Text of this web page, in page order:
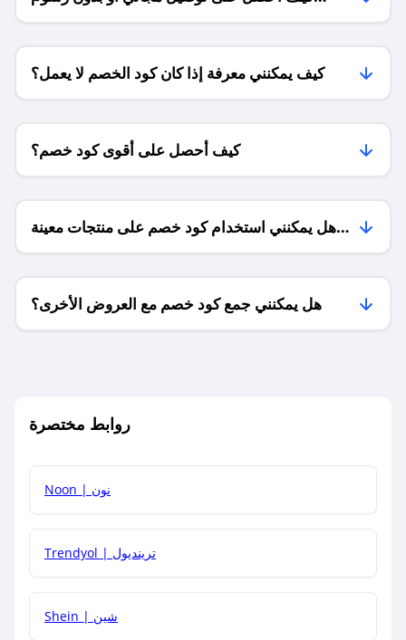
الشحن ؟
كيف يمكنني معرفة إذا كان كود الخصم لا يعمل؟
كيف أحصل على أقوى كود خصم؟
هل يمكنني استخدام كود خصم على منتجات معينة
فقط؟
هل يمكنني جمع كود خصم مع العروض الأخرى؟
كم مدة صلاحية كود الخصم؟
روابط مختصرة
Noon | نون
Trendyol | ترينديول
Shein | شين